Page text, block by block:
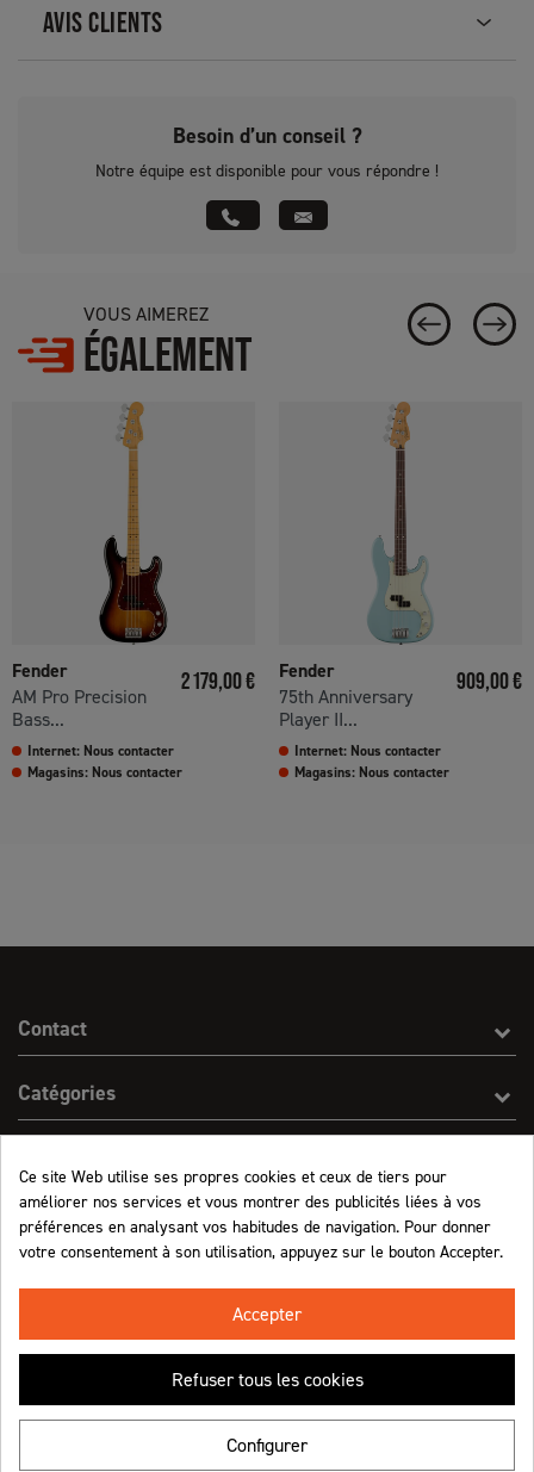
AVIS CLIENTS
Besoin d’un conseil ?
Notre équipe est disponible pour vous répondre !
VOUS AIMEREZ
ÉGALEMENT
Fender
AM Pro Precision
Bass...
Prix
2 179,00 €
Internet: Nous contacter
Magasins: Nous contacter
Fender
75th Anniversary
Player II...
Prix
909,00 €
Internet: Nous contacter
Magasins: Nous contacter
Contact
Catégories
Informations
Retrouvez-nous !
Ce site Web utilise ses propres cookies et ceux de tiers pour
améliorer nos services et vous montrer des publicités liées à vos
préférences en analysant vos habitudes de navigation. Pour donner
votre consentement à son utilisation, appuyez sur le bouton Accepter.
Accepter
Refuser tous les cookies
Configurer